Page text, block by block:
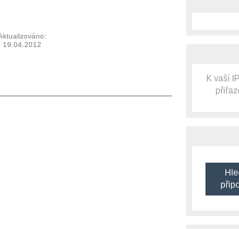
19.04.2012
K vaší